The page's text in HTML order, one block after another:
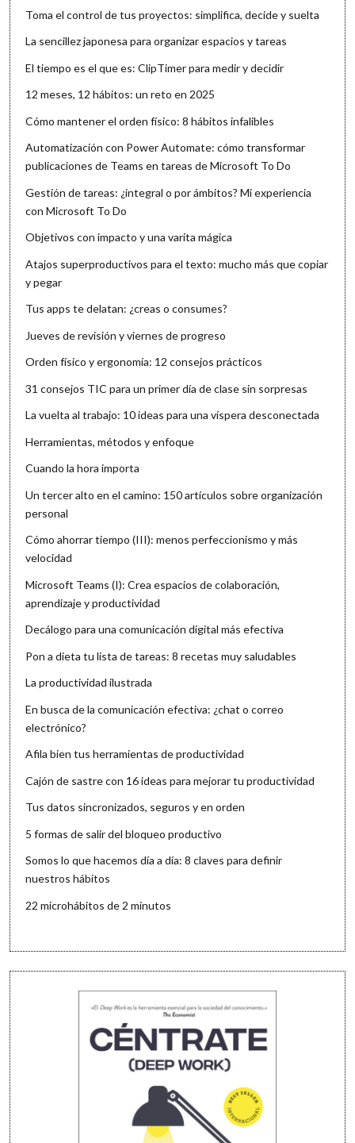
Toma el control de tus proyectos: simplifica, decide y suelta
La sencillez japonesa para organizar espacios y tareas
El tiempo es el que es: ClipTimer para medir y decidir
12 meses, 12 hábitos: un reto en 2025
Cómo mantener el orden físico: 8 hábitos infalibles
Automatización con Power Automate: cómo transformar
publicaciones de Teams en tareas de Microsoft To Do
Gestión de tareas: ¿integral o por ámbitos? Mi experiencia
con Microsoft To Do
Objetivos con impacto y una varita mágica
Atajos superproductivos para el texto: mucho más que copiar
y pegar
Tus apps te delatan: ¿creas o consumes?
Jueves de revisión y viernes de progreso
Orden físico y ergonomía: 12 consejos prácticos
31 consejos TIC para un primer día de clase sin sorpresas
La vuelta al trabajo: 10 ideas para una víspera desconectada
Herramientas, métodos y enfoque
Cuando la hora importa
Un tercer alto en el camino: 150 artículos sobre organización
personal
Cómo ahorrar tiempo (III): menos perfeccionismo y más
velocidad
Microsoft Teams (I): Crea espacios de colaboración,
aprendizaje y productividad
Decálogo para una comunicación digital más efectiva
Pon a dieta tu lista de tareas: 8 recetas muy saludables
La productividad ilustrada
En busca de la comunicación efectiva: ¿chat o correo
electrónico?
Afila bien tus herramientas de productividad
Cajón de sastre con 16 ideas para mejorar tu productividad
Tus datos sincronizados, seguros y en orden
5 formas de salir del bloqueo productivo
Somos lo que hacemos día a día: 8 claves para definir
nuestros hábitos
22 microhábitos de 2 minutos